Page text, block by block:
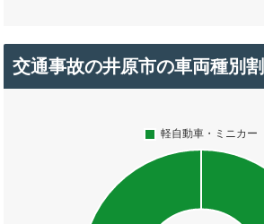
交通事故の井原市の車両種別